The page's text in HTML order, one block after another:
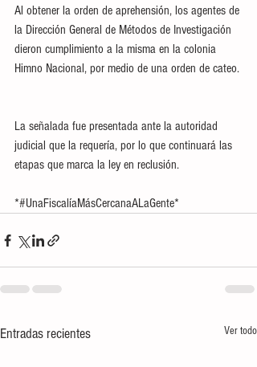
Al obtener la orden de aprehensión, los agentes de
la Dirección General de Métodos de Investigación
dieron cumplimiento a la misma en la colonia
Himno Nacional, por medio de una orden de cateo.
La señalada fue presentada ante la autoridad
judicial que la requería, por lo que continuará las
etapas que marca la ley en reclusión.
*#UnaFiscalíaMásCercanaALaGente*
Entradas recientes Ver todo